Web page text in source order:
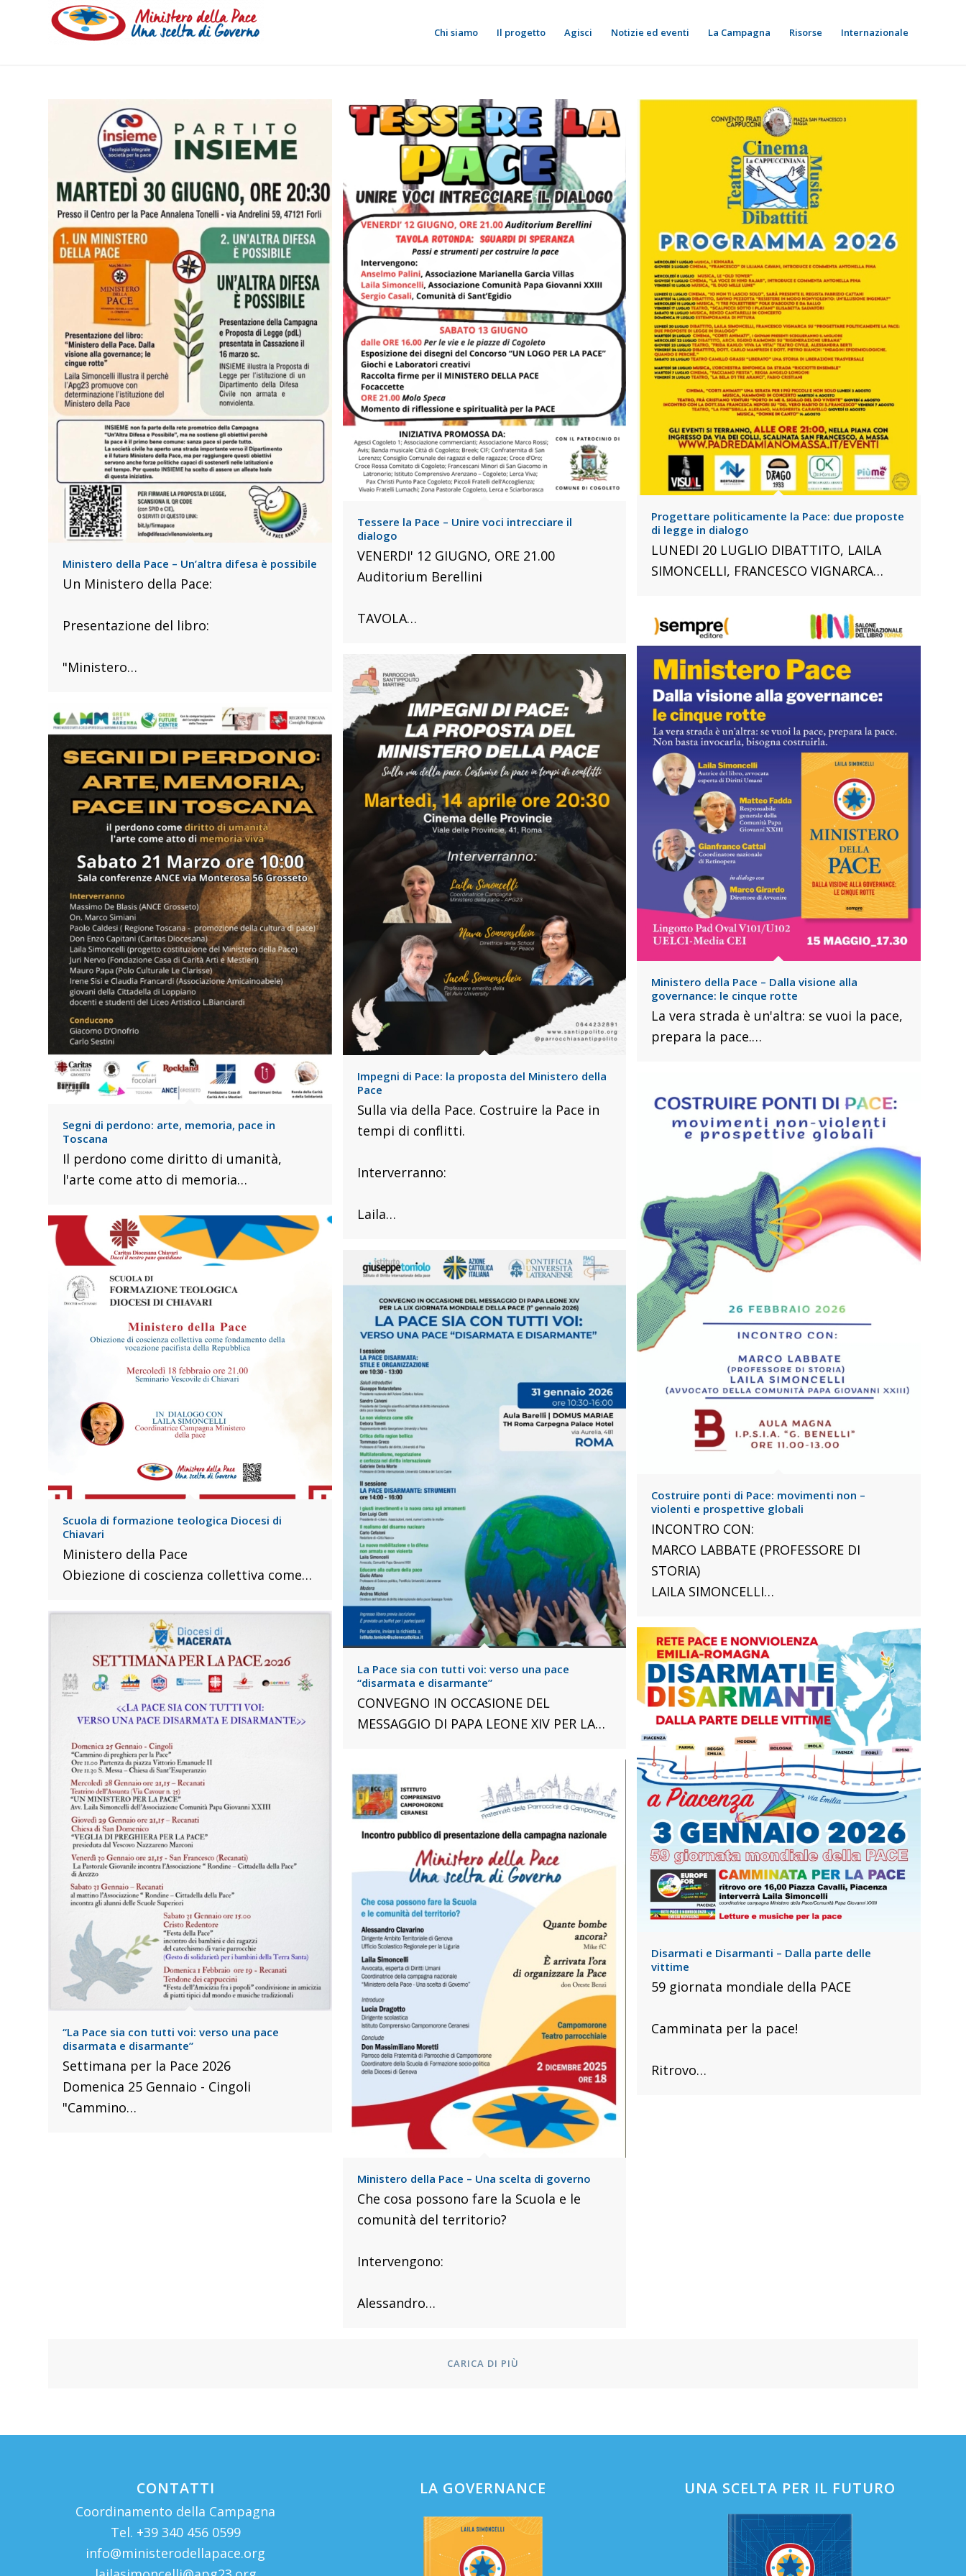
Chi siamo Il progetto Agisci Notizie ed eventi La Campagna Risorse Internazionale
Ministero della Pace – Un’altra difesa è possibile
Un Ministero della Pace:
Presentazione del libro:
"Ministero…
Tessere la Pace – Unire voci intrecciare il
dialogo
VENERDI' 12 GIUGNO, ORE 21.00
Auditorium Berellini
TAVOLA…
Progettare politicamente la Pace: due proposte
di legge in dialogo
LUNEDI 20 LUGLIO DIBATTITO, LAILA
SIMONCELLI, FRANCESCO VIGNARCA…
Ministero della Pace – Dalla visione alla
governance: le cinque rotte
La vera strada è un'altra: se vuoi la pace,
prepara la pace.…
Impegni di Pace: la proposta del Ministero della
Pace
Sulla via della Pace. Costruire la Pace in
tempi di conflitti.
Interverranno:
Laila…
Segni di perdono: arte, memoria, pace in
Toscana
Il perdono come diritto di umanità,
l'arte come atto di memoria…
Costruire ponti di Pace: movimenti non –
violenti e prospettive globali
INCONTRO CON:
MARCO LABBATE (PROFESSORE DI
STORIA)
LAILA SIMONCELLI…
Scuola di formazione teologica Diocesi di
Chiavari
Ministero della Pace
Obiezione di coscienza collettiva come…
La Pace sia con tutti voi: verso una pace
“disarmata e disarmante”
CONVEGNO IN OCCASIONE DEL
MESSAGGIO DI PAPA LEONE XIV PER LA…
“La Pace sia con tutti voi: verso una pace
disarmata e disarmante”
Settimana per la Pace 2026
Domenica 25 Gennaio - Cingoli
"Cammino…
Disarmati e Disarmanti – Dalla parte delle
vittime
59 giornata mondiale della PACE
Camminata per la pace!
Ritrovo…
Ministero della Pace – Una scelta di governo
Che cosa possono fare la Scuola e le
comunità del territorio?
Intervengono:
Alessandro…
CARICA DI PIÙ
CONTATTI
Coordinamento della Campagna
Tel. +39 340 456 0599
info@ministerodellapace.org
LA GOVERNANCE UNA SCELTA PER IL FUTURO